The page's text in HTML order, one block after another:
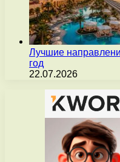
Лучшие
год
22.07.2026